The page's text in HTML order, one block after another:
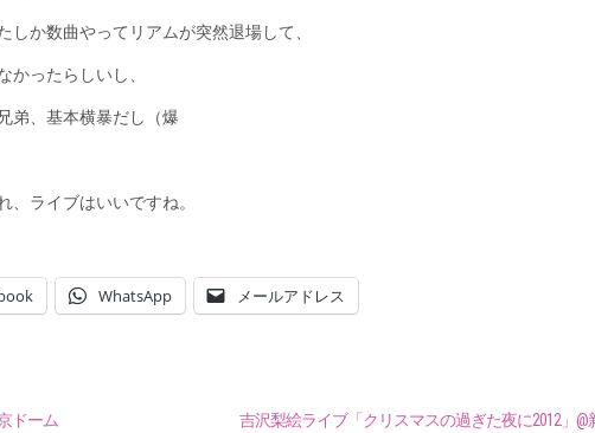
しか数曲やってリアムが突然退場して、
かったらしいし、
弟、基本横暴だし（爆
、ライブはいいですね。
WhatsApp メールアドレス
京ドーム
吉沢梨絵ライブ「クリスマスの過ぎた夜に2012」@